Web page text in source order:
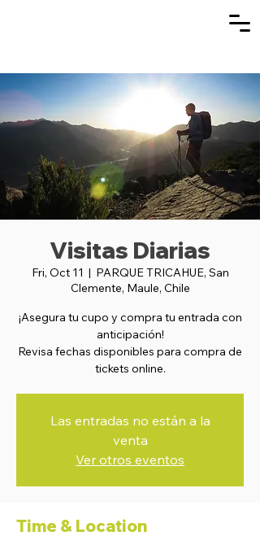
Visitas Diarias
Fri, Oct 11
  |
PARQUE TRICAHUE, San
Clemente, Maule, Chile
¡Asegura tu cupo y compra tu entrada con
anticipación!
Revisa fechas disponibles para compra de
tickets online.
Las entradas no están a la
venta
Ver otros eventos
Time & Location